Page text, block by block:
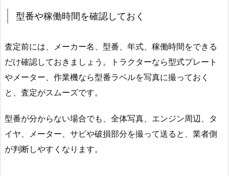
型番や稼働時間を確認しておく
査定前には、メーカー名、型番、年式、稼働時間をできる
だけ確認しておきましょう。トラクターなら型式プレート
やメーター、作業機なら型番ラベルを写真に撮っておく
と、査定がスムーズです。
型番が分からない場合でも、全体写真、エンジン周辺、タ
イヤ、メーター、サビや破損部分を撮って送ると、業者側
が判断しやすくなります。